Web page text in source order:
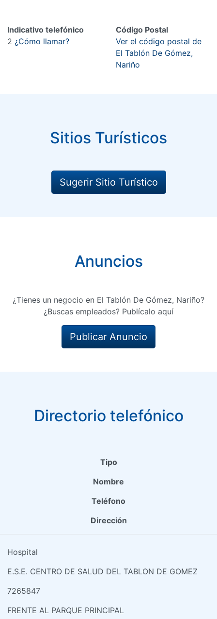
Indicativo telefónico
2 ¿Cómo llamar?
Código Postal
Ver el código postal de
El Tablón De Gómez,
Nariño
Sitios Turísticos
Sugerir Sitio Turístico
Anuncios
¿Tienes un negocio en El Tablón De Gómez, Nariño?
¿Buscas empleados? Publícalo aquí
Publicar Anuncio
Directorio telefónico
Tipo
Nombre
Teléfono
Dirección
Hospital
E.S.E. CENTRO DE SALUD DEL TABLON DE GOMEZ
7265847
FRENTE AL PARQUE PRINCIPAL